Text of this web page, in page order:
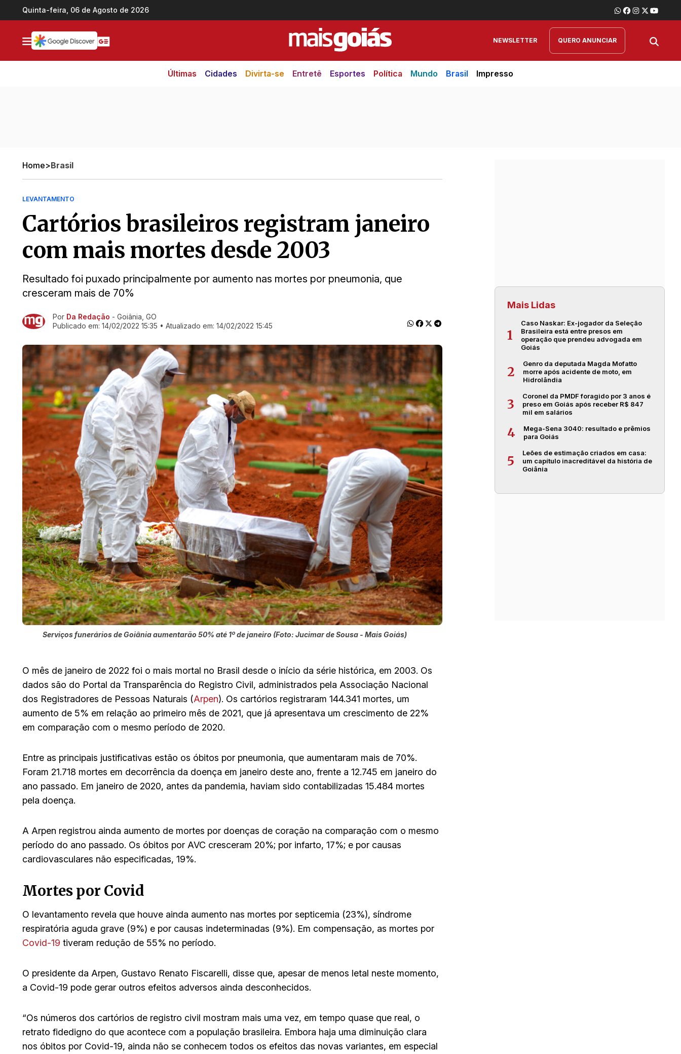
Ir direto pro conteúdo
Quinta-feira, 06 de Agosto de 2026
NEWSLETTER QUERO ANUNCIAR
Últimas Cidades Divirta-se Entretê Esportes Política Mundo Brasil Impresso
Home>Brasil
LEVANTAMENTO
Cartórios brasileiros registram janeiro
com mais mortes desde 2003
Resultado foi puxado principalmente por aumento nas mortes por pneumonia, que
cresceram mais de 70%
Ir direto pra matéria
Por Da Redação - Goiânia, GO
Publicado em: 14/02/2022 15:35 • Atualizado em: 14/02/2022 15:45
Serviços funerários de Goiânia aumentarão 50% até 1º de janeiro (Foto: Jucimar de Sousa - Mais Goiás)
O mês de janeiro de 2022 foi o mais mortal no Brasil desde o início da série histórica, em 2003. Os
dados são do Portal da Transparência do Registro Civil, administrados pela Associação Nacional
dos Registradores de Pessoas Naturais (Arpen). Os cartórios registraram 144.341 mortes, um
aumento de 5% em relação ao primeiro mês de 2021, que já apresentava um crescimento de 22%
em comparação com o mesmo período de 2020.
Entre as principais justificativas estão os óbitos por pneumonia, que aumentaram mais de 70%.
Foram 21.718 mortes em decorrência da doença em janeiro deste ano, frente a 12.745 em janeiro do
ano passado. Em janeiro de 2020, antes da pandemia, haviam sido contabilizadas 15.484 mortes
pela doença.
A Arpen registrou ainda aumento de mortes por doenças de coração na comparação com o mesmo
período do ano passado. Os óbitos por AVC cresceram 20%; por infarto, 17%; e por causas
cardiovasculares não especificadas, 19%.
Mortes por Covid
O levantamento revela que houve ainda aumento nas mortes por septicemia (23%), síndrome
respiratória aguda grave (9%) e por causas indeterminadas (9%). Em compensação, as mortes por
Covid-19 tiveram redução de 55% no período.
O presidente da Arpen, Gustavo Renato Fiscarelli, disse que, apesar de menos letal neste momento,
a Covid-19 pode gerar outros efeitos adversos ainda desconhecidos.
“Os números dos cartórios de registro civil mostram mais uma vez, em tempo quase que real, o
retrato fidedigno do que acontece com a população brasileira. Embora haja uma diminuição clara
nos óbitos por Covid-19, ainda não se conhecem todos os efeitos das novas variantes, em especial
Mais Lidas
1
Caso Naskar: Ex-jogador da Seleção
Brasileira está entre presos em
operação que prendeu advogada em
Goiás
2
Genro da deputada Magda Mofatto
morre após acidente de moto, em
Hidrolândia
3
Coronel da PMDF foragido por 3 anos é
preso em Goiás após receber R$ 847
mil em salários
4
Mega-Sena 3040: resultado e prêmios
para Goiás
5
Leões de estimação criados em casa:
um capítulo inacreditável da história de
Goiânia